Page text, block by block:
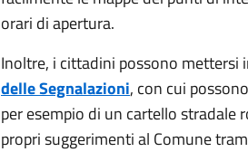
orari di apertura.
Inoltre, i cittadini possono mettersi
delle Segnalazioni, con cui
per esempio di un cartello stradale
propri suggerimenti al Comune